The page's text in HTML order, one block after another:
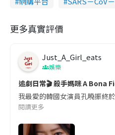
更多真實評價
Just_A_Girl_eats
娛樂
追劇日常🎬 殺手媽咪 A Bona
我最愛的韓國女演員孔曉振終
閱讀更多